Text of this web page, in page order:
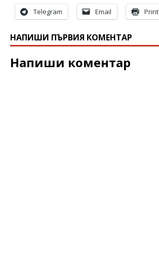
Telegram Email Print
НАПИШИ ПЪРВИЯ КОМЕНТАР
Напиши коментар